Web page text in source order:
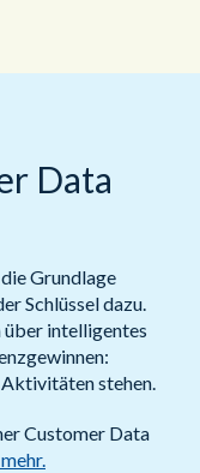
Data
Grundlage
Schlüssel dazu.
intelligentes
stehen.
Customer Data